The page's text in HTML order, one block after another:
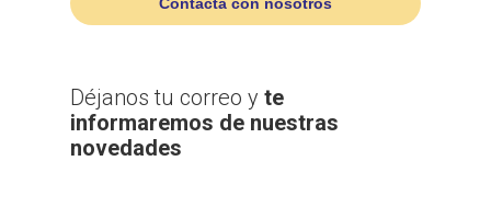
Déjanos tu correo y te
informaremos de nuestras
novedades